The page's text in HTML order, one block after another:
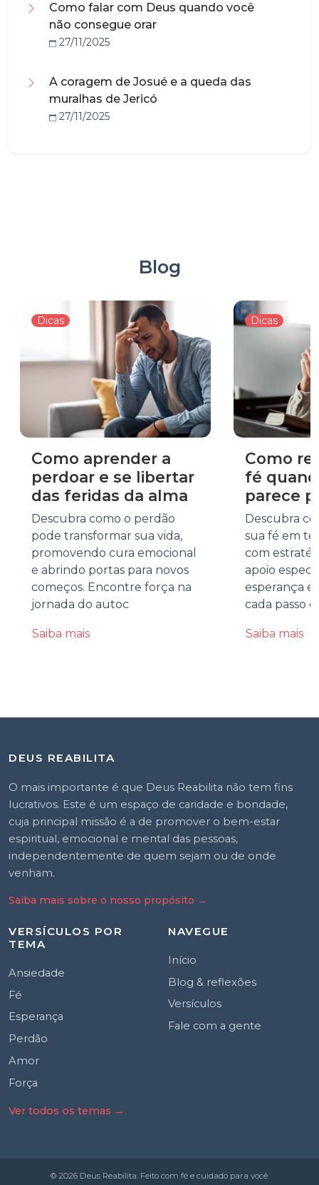
Como falar com Deus quando você
não consegue orar
27/11/2025
A coragem de Josué e a queda das
muralhas de Jericó
27/11/2025
Blog
Dicas
Como aprender a
perdoar e se libertar
das feridas da alma
Descubra como o perdão
pode transformar sua vida,
promovendo cura emocional
e abrindo portas para novos
começos. Encontre força na
jornada do autoc
Saiba mais
Dicas
Como
fé
parece
Descubra
sua fé em
com
apoio
esperança e
cada passo d
Saiba mais
DEUS REABILITA
O mais importante é que Deus Reabilita não tem fins
lucrativos. Este é um espaço de caridade e bondade,
cuja principal missão é a de promover o bem-estar
espiritual, emocional e mental das pessoas,
independentemente de quem sejam ou de onde
venham.
Saiba mais sobre o nosso propósito →
VERSÍCULOS POR
TEMA
Ansiedade
Fé
Esperança
Perdão
Amor
Força
Ver todos os temas →
NAVEGUE
Início
Blog & reflexões
Versículos
Fale com a gente
© 2026 Deus Reabilita. Feito com fé e cuidado para você.